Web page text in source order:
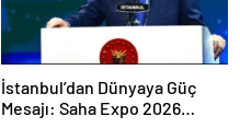
İstanbul’dan Dünyaya Güç
Mesajı: Saha Expo 2026